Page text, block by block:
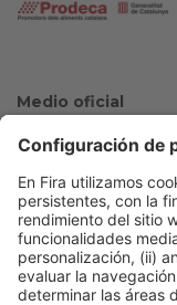
Medio oficial